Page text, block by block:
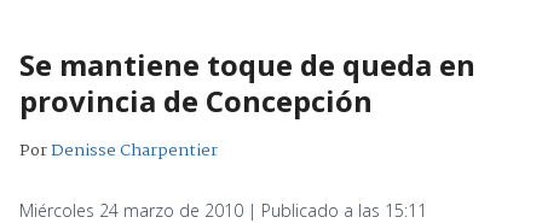
Se mantiene toque de queda en
provincia de Concepción
PorDenisse Charpentier
Miércoles 24 marzo de 2010 | Publicado a las 15:11